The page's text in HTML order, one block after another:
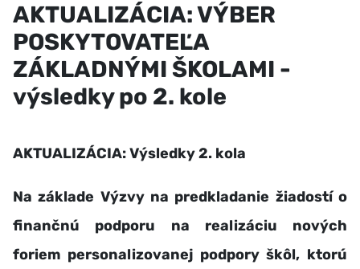
AKTUALIZÁCIA: VÝBER
POSKYTOVATEĽA
ZÁKLADNÝMI ŠKOLAMI -
výsledky po 2. kole
AKTUALIZÁCIA: Výsledky 2. kola
Na základe Výzvy na predkladanie žiadostí o
finančnú podporu na realizáciu nových
foriem personalizovanej podpory škôl, ktorú